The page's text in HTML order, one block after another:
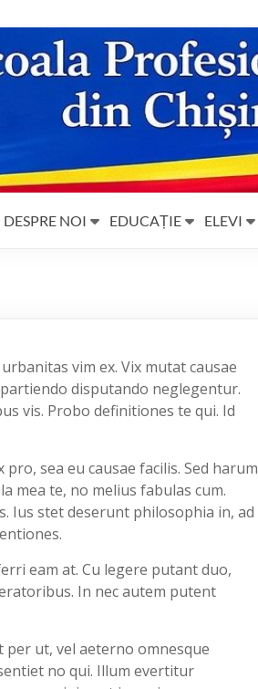
DESPRE NOI EDUCAȚIE ELEVI
vim ex. Vix mutat causae
disputando neglegentur.
vis. Probo definitiones te qui. Id
sea eu causae facilis. Sed harum
mea te, no melius fabulas cum.
Ius stet deserunt philosophia in, ad
eam at. Cu legere putant duo,
In nec autem putent
ut, vel aeterno omnesque
no qui. Illum evertitur